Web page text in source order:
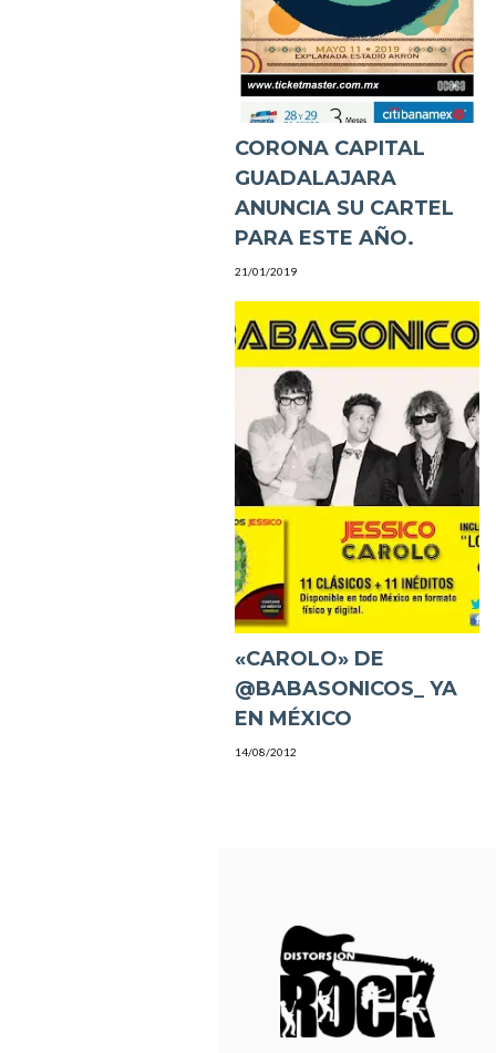
CORONA CAPITAL
GUADALAJARA
ANUNCIA SU CARTEL
PARA ESTE AÑO.
21/01/2019
«CAROLO» DE
@BABASONICOS_ YA
EN MÉXICO
14/08/2012